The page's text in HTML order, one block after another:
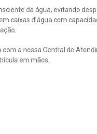
da água, evitando
caixas d’água com
a nossa Central de
em mãos.